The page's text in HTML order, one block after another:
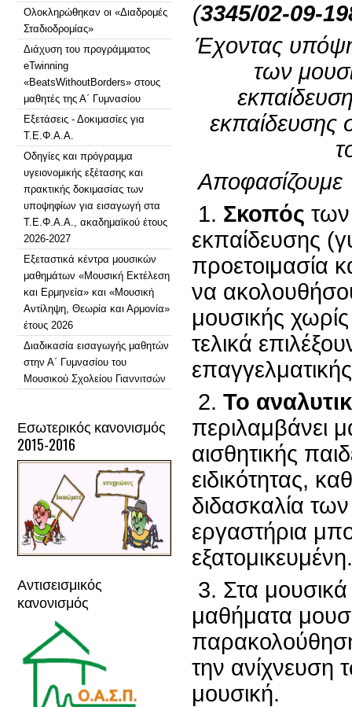
Ολοκληρώθηκαν οι «Διαδρομές
Σταδιοδρομίας»
Διάχυση του προγράμματος
eTwinning
«BeatsWithoutBorders» στους
μαθητές της Α΄ Γυμνασίου
Εξετάσεις - Δοκιμασίες για
Τ.Ε.Φ.Α.Α.
Οδηγίες και πρόγραμμα
υγειονομικής εξέτασης και
πρακτικής δοκιμασίας των
υποψηφίων για εισαγωγή στα
Τ.Ε.Φ.Α.Α., ακαδημαϊκού έτους
2026-2027
Εξεταστικά κέντρα μουσικών
μαθημάτων «Μουσική Εκτέλεση
και Ερμηνεία» και «Μουσική
Αντίληψη, Θεωρία και Αρμονία»
έτους 2026
Διαδικασία εισαγωγής μαθητών
στην Α΄ Γυμνασίου του
Μουσικού Σχολείου Γιαννιτσών
Εσωτερικός κανονισμός
2015-2016
Αντισεισμικός
κανονισμός
(3345/02-09-
Έχοντας
των
εκπαίδευσης
Αποφασίζουμε
1. Σκοπός των
εκπαίδευσης
προετοιμασία
να
μουσικής
τελικά
2. Το
περιλαμβάνει
αισθητικής
ειδικότητας,
διδασκαλία
εργαστήρια
εξατομικευμένη.
3. Στα
μαθήματα
την ανίχνευση
μουσική.